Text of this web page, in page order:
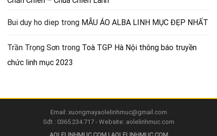
Bui duy ho diep trong MẪU ÁO ALBA LINH MỤC ĐẸP NHẤT
Trần Trọng Sơn trong Toà TGP Hà Nội thông báo truyền
chức linh mục 2023
Email: xuongmayaolelinhmuc@gmail.com
Sđt : 0365.234.717 - Website: aolelinhmuc.com